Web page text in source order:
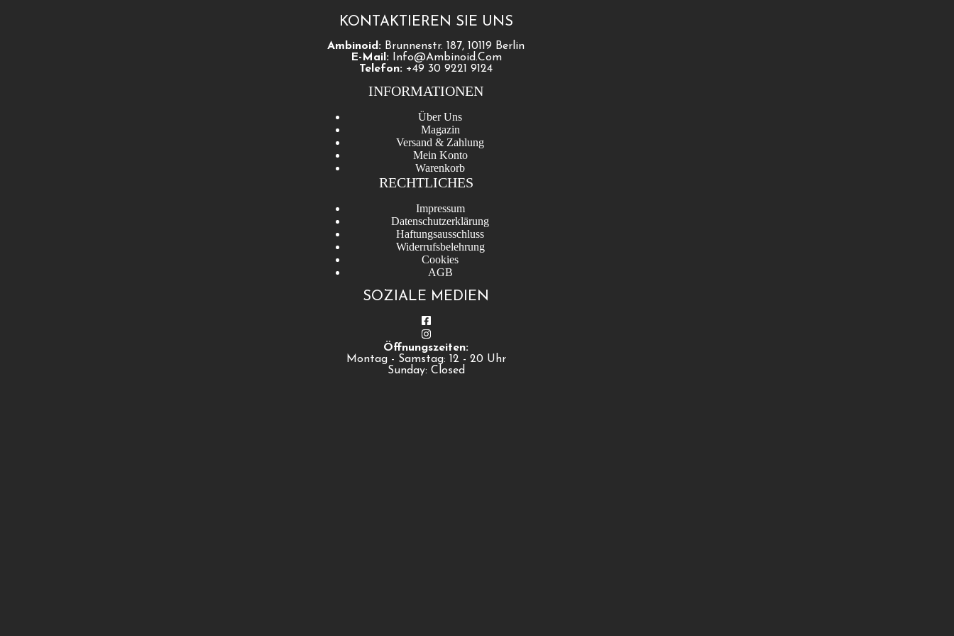
KONTAKTIEREN SIE UNS
Ambinoid: Brunnenstr. 187, 10119 Berlin
E-Mail: Info@ambinoid.com
Telefon: +49 30 9221 9124
INFORMATIONEN
Über Uns
Magazin
Versand & Zahlung
Mein Konto
Warenkorb
RECHTLICHES
Impressum
Datenschutzerklärung
Haftungsausschluss
Widerrufsbelehrung
Cookies
AGB
SOZIALE MEDIEN
Öffnungszeiten:
Montag - Samstag: 12 - 20 Uhr
Sunday: Closed